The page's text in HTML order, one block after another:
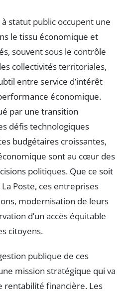
statut public occupent une
le tissu économique et
souvent sous le contrôle
collectivités territoriales,
entre service d’intérêt
économique.
par une transition
défis technologiques
budgétaires croissantes,
sont au cœur des
politiques. Que ce soit
La Poste, ces entreprises
modernisation de leurs
d’un accès équitable
citoyens.
publique de ces
mission stratégique qui va
rentabilité financière. Les